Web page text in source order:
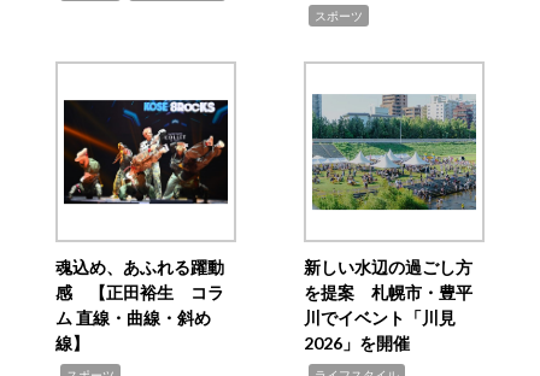
スポーツ
魂込め、あふれる躍動
感 【正田裕生 コラ
ム 直線・曲線・斜め
線】
新しい水辺の過ごし方
を提案 札幌市・豊平
川でイベント「川見
2026」を開催